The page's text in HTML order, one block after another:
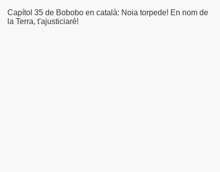
Capítol 35 de Bobobo en català: Noia torpede! En nom de
la Terra, t'ajusticiaré!